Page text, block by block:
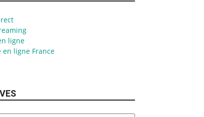
ligne
en ligne France